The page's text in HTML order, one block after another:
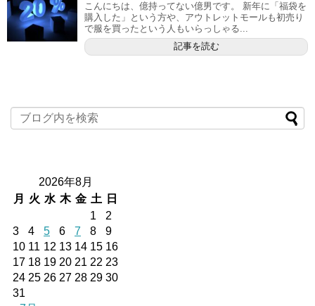
こんにちは、億持ってない億男です。 新年に「福袋を
購入した」という方や、アウトレットモールも初売り
で服を買ったという人もいらっしゃる...
記事を読む
2026年8月
月
火 水 木 金 土
日
1
2
3
4 5 6 7 8
9
10 11 12 13 14 15 16
17 18 19 20 21 22 23
24 25 26 27 28 29 30
31